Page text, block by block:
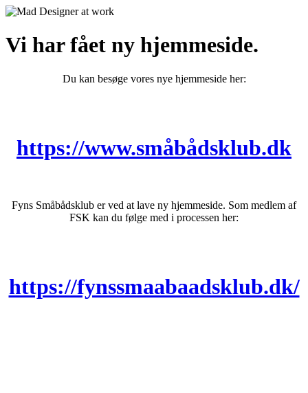
Vi har fået ny hjemmeside.
Du kan besøge vores nye hjemmeside her:
https://www.småbådsklub.dk
Fyns Småbådsklub er ved at lave ny hjemmeside. Som medlem af
FSK kan du følge med i processen her:
https://fynssmaabaadsklub.dk/